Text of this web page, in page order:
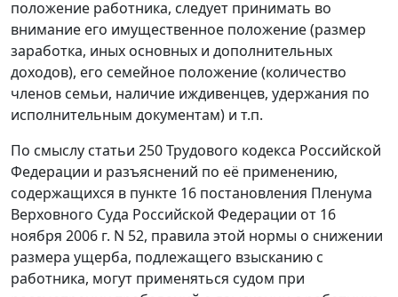
положение работника, следует принимать во
внимание его имущественное положение (размер
заработка, иных основных и дополнительных
доходов), его семейное положение (количество
членов семьи, наличие иждивенцев, удержания по
исполнительным документам) и т.п.
По смыслу статьи 250 Трудового кодекса Российской
Федерации и разъяснений по её применению,
содержащихся в пункте 16 постановления Пленума
Верховного Суда Российской Федерации от 16
ноября 2006 г. N 52, правила этой нормы о снижении
размера ущерба, подлежащего взысканию с
работника, могут применяться судом при